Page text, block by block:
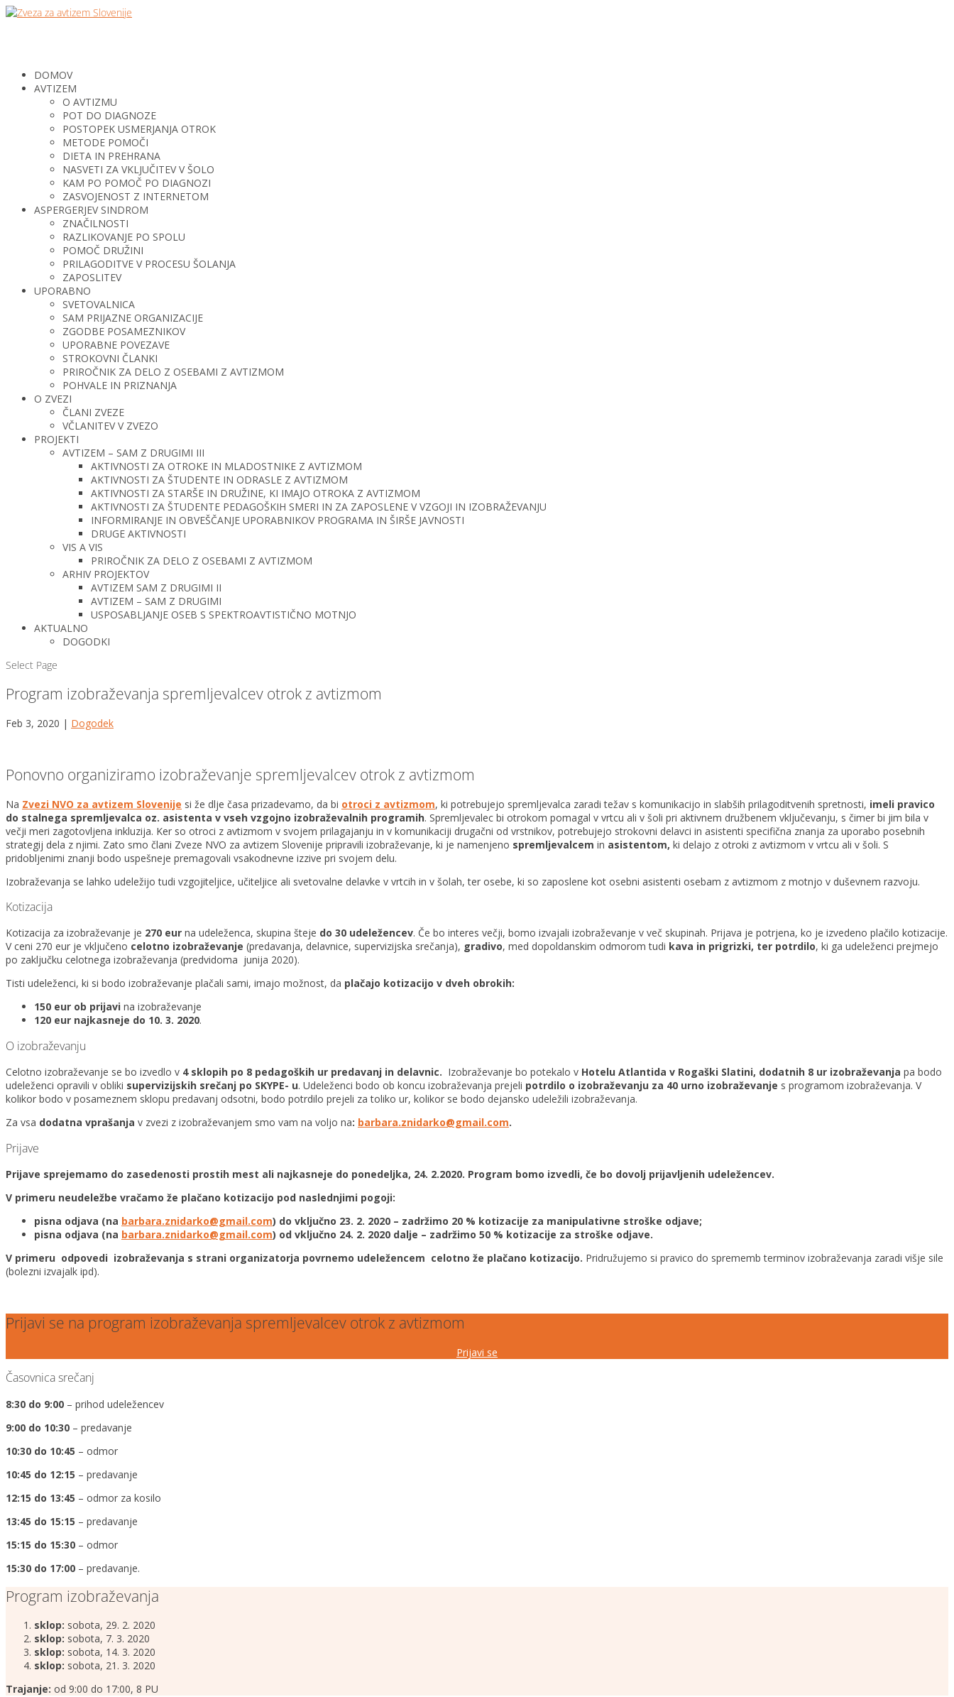
DOMOV
AVTIZEM
O AVTIZMU
POT DO DIAGNOZE
POSTOPEK USMERJANJA OTROK
METODE POMOČI
DIETA IN PREHRANA
NASVETI ZA VKLJUČITEV V ŠOLO
KAM PO POMOČ PO DIAGNOZI
ZASVOJENOST Z INTERNETOM
ASPERGERJEV SINDROM
ZNAČILNOSTI
RAZLIKOVANJE PO SPOLU
POMOČ DRUŽINI
PRILAGODITVE V PROCESU ŠOLANJA
ZAPOSLITEV
UPORABNO
SVETOVALNICA
SAM PRIJAZNE ORGANIZACIJE
ZGODBE POSAMEZNIKOV
UPORABNE POVEZAVE
STROKOVNI ČLANKI
PRIROČNIK ZA DELO Z OSEBAMI Z AVTIZMOM
POHVALE IN PRIZNANJA
O ZVEZI
ČLANI ZVEZE
VČLANITEV V ZVEZO
PROJEKTI
AVTIZEM – SAM Z DRUGIMI III
AKTIVNOSTI ZA OTROKE IN MLADOSTNIKE Z AVTIZMOM
AKTIVNOSTI ZA ŠTUDENTE IN ODRASLE Z AVTIZMOM
AKTIVNOSTI ZA STARŠE IN DRUŽINE, KI IMAJO OTROKA Z AVTIZMOM
AKTIVNOSTI ZA ŠTUDENTE PEDAGOŠKIH SMERI IN ZA ZAPOSLENE V VZGOJI IN IZOBRAŽEVANJU
INFORMIRANJE IN OBVEŠČANJE UPORABNIKOV PROGRAMA IN ŠIRŠE JAVNOSTI
DRUGE AKTIVNOSTI
VIS A VIS
PRIROČNIK ZA DELO Z OSEBAMI Z AVTIZMOM
ARHIV PROJEKTOV
AVTIZEM SAM Z DRUGIMI II
AVTIZEM – SAM Z DRUGIMI
USPOSABLJANJE OSEB S SPEKTROAVTISTIČNO MOTNJO
AKTUALNO
DOGODKI
Select Page
Program izobraževanja spremljevalcev otrok z avtizmom
Feb 3, 2020 | Dogodek
Ponovno organiziramo izobraževanje spremljevalcev otrok z avtizmom
Na Zvezi NVO za avtizem Slovenije si že dlje časa prizadevamo, da bi otroci z avtizmom, ki potrebujejo spremljevalca zaradi težav s komunikacijo in slabših prilagoditvenih spretnosti, imeli pravico
do stalnega spremljevalca oz. asistenta v vseh vzgojno izobraževalnih programih. Spremljevalec bi otrokom pomagal v vrtcu ali v šoli pri aktivnem družbenem vključevanju, s čimer bi jim bila v
večji meri zagotovljena inkluzija. Ker so otroci z avtizmom v svojem prilagajanju in v komunikaciji drugačni od vrstnikov, potrebujejo strokovni delavci in asistenti specifična znanja za uporabo posebnih
strategij dela z njimi. Zato smo člani Zveze NVO za avtizem Slovenije pripravili izobraževanje, ki je namenjeno spremljevalcem in asistentom, ki delajo z otroki z avtizmom v vrtcu ali v šoli. S
pridobljenimi znanji bodo uspešneje premagovali vsakodnevne izzive pri svojem delu.
Izobraževanja se lahko udeležijo tudi vzgojiteljice, učiteljice ali svetovalne delavke v vrtcih in v šolah, ter osebe, ki so zaposlene kot osebni asistenti osebam z avtizmom z motnjo v duševnem razvoju.
Kotizacija
Kotizacija za izobraževanje je 270 eur na udeleženca, skupina šteje do 30 udeležencev. Če bo interes večji, bomo izvajali izobraževanje v več skupinah. Prijava je potrjena, ko je izvedeno plačilo kotizacije.
V ceni 270 eur je vključeno celotno izobraževanje (predavanja, delavnice, supervizijska srečanja), gradivo, med dopoldanskim odmorom tudi kava in prigrizki, ter potrdilo, ki ga udeleženci prejmejo
po zaključku celotnega izobraževanja (predvidoma junija 2020).
Tisti udeleženci, ki si bodo izobraževanje plačali sami, imajo možnost, da plačajo kotizacijo v dveh obrokih:
150 eur ob prijavi na izobraževanje
120 eur najkasneje do 10. 3. 2020.
O izobraževanju
Celotno izobraževanje se bo izvedlo v 4 sklopih po 8 pedagoških ur predavanj in delavnic. Izobraževanje bo potekalo v Hotelu Atlantida v Rogaški Slatini, dodatnih 8 ur izobraževanja pa bodo
udeleženci opravili v obliki supervizijskih srečanj po SKYPE- u. Udeleženci bodo ob koncu izobraževanja prejeli potrdilo o izobraževanju za 40 urno izobraževanje s programom izobraževanja. V
kolikor bodo v posameznem sklopu predavanj odsotni, bodo potrdilo prejeli za toliko ur, kolikor se bodo dejansko udeležili izobraževanja.
Za vsa dodatna vprašanja v zvezi z izobraževanjem smo vam na voljo na: barbara.znidarko@gmail.com.
Prijave
Prijave sprejemamo do zasedenosti prostih mest ali najkasneje do ponedeljka, 24. 2.2020. Program bomo izvedli, če bo dovolj prijavljenih udeležencev.
V primeru neudeležbe vračamo že plačano kotizacijo pod naslednjimi pogoji:
pisna odjava (na barbara.znidarko@gmail.com) do vključno 23. 2. 2020 – zadržimo 20 % kotizacije za manipulativne stroške odjave;
pisna odjava (na barbara.znidarko@gmail.com) od vključno 24. 2. 2020 dalje – zadržimo 50 % kotizacije za stroške odjave.
V primeru odpovedi izobraževanja s strani organizatorja povrnemo udeležencem celotno že plačano kotizacijo. Pridružujemo si pravico do sprememb terminov izobraževanja zaradi višje sile
(bolezni izvajalk ipd).
Prijavi se na program izobraževanja spremljevalcev otrok z avtizmom
Prijavi se
Časovnica srečanj
8:30 do 9:00 – prihod udeležencev
9:00 do 10:30 – predavanje
10:30 do 10:45 – odmor
10:45 do 12:15 – predavanje
12:15 do 13:45 – odmor za kosilo
13:45 do 15:15 – predavanje
15:15 do 15:30 – odmor
15:30 do 17:00 – predavanje.
Program izobraževanja
sklop: sobota, 29. 2. 2020
sklop: sobota, 7. 3. 2020
sklop: sobota, 14. 3. 2020
sklop: sobota, 21. 3. 2020
Trajanje: od 9:00 do 17:00, 8 PU